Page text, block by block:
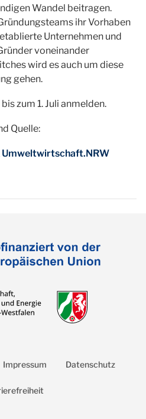
Wandel beitragen.
ihr Vorhaben
Unternehmen und
voneinander
wird es auch um diese
gehen.
zum 1. Juli anmelden.
Quelle:
Impressum Datenschutz